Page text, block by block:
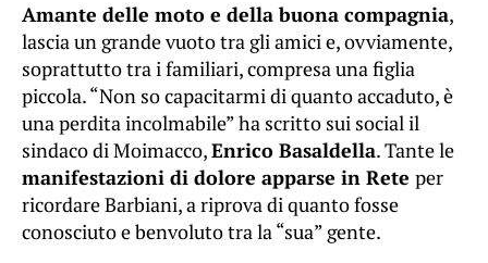
Amante delle moto e della buona compagnia,
lascia un grande vuoto tra gli amici e, ovviamente,
soprattutto tra i familiari, compresa una figlia
piccola. “Non so capacitarmi di quanto accaduto, è
una perdita incolmabile” ha scritto sui social il
sindaco di Moimacco,Enrico Basaldella. Tante le
manifestazioni di dolore apparse in Rete per
ricordare Barbiani, a riprova di quanto fosse
conosciuto e benvoluto tra la “sua” gente.